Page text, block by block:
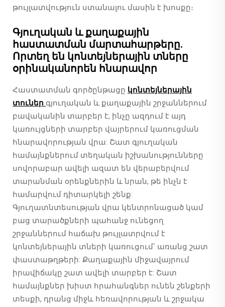
թույլատվություն ստանալու մասին է խոսքը։
Գյուղական և քաղաքային
հաստատման մարտահարթերը.
Որտեղ են կոնտեյներային տները
օրինականորեն հնարավոր
Հաստատման գործընթացը կոնտեյներային
տուներ գյուղական և քաղաքային շրջաններում
բավականին տարբեր է, ինչը ազդում է այդ
կառույցների տարբեր վայրերում կառուցման
հնարավորության վրա: Շատ գյուղական
համայնքներում տեղական իշխանությունները
սովորաբար ավելի ազատ են վերաբերվում
տարանման օրենքներին և նրան, թե ինչն է
համարվում դիտարկելի շենք:
Գյուղատնտեսության վրա կենտրոնացած կամ
բաց տարածքների պահանջ ունեցող
շրջաններում հաճախ թույլատրվում է
կոնտեյներային տների կառուցում՝ առանց շատ
փաստաթղթերի: Քաղաքային միջավայրում
իրավիճակը շատ ավելի տարբեր է: Շատ
համայնքներ խիստ հրահանգներ ունեն շենքերի
տեսքի, դրանց միջև հեռավորության և շրջակա